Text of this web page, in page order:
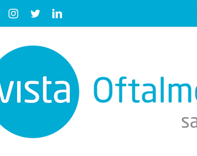
FacebookInstagram
TwitterLinkedIn